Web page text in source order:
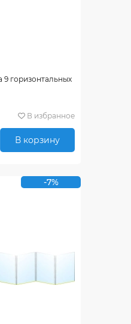
горизонтальных
В избранное
В корзину
-7%